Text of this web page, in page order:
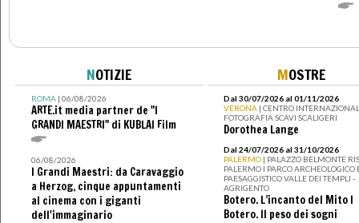
NOTIZIE
ROMA| 06/08/2026
ARTE.it media partner de "I
GRANDI MAESTRI" di KUBLAI Film
06/08/2026
I Grandi Maestri: da Caravaggio
a Herzog, cinque appuntamenti
al cinema con i giganti
dell'immaginario
MOSTRE
Dal 30/07/2026 al 01/11/2026
VERONA | CENTRO
FOTOGRAFIA SCAVI SCALIGERI
Dorothea Lange
Dal 24/07/2026 al 31/10/2026
PALERMO | PALAZZO BELMONTE
PALERMO I PARCO ARCHEOLOGICO
PAESAGGISTICO VALLE DEI TEMPLI -
AGRIGENTO
Botero. L’incanto del Mito I
Botero. Il peso dei sogni